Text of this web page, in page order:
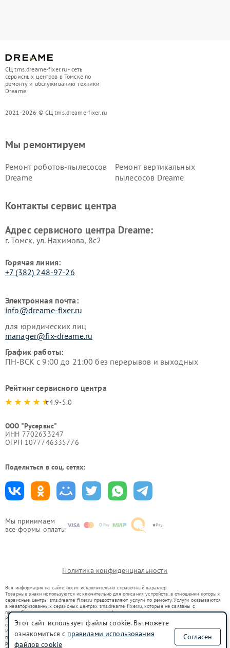
СЦ tms.dreame-fixer.ru - сеть
сервисных центров в Томске по
ремонту и обслуживанию техники
Dreame
2021-2026 © СЦ tms.dreame-fixer.ru
Мы принимаем
все формы оплаты
Мы ремонтируем
Ремонт роботов-пылесосов
Dreame
Ремонт вертикальных
пылесосов Dreame
Контакты сервис центра
Адрес сервисного центра Dreame:
г. Томск, ул. Нахимова, 8с2
Горячая линия:
+7 (382) 248-97-26
Электронная почта:
info@dreame-fixer.ru
для юридических лиц
manager@fix-dreame.ru
График работы:
ПН-ВСК с 9:00 до 21:00 без перерывов и выходных
Рейтинг сервисного центра
4.9-5.0
ООО "Русервис"
ИНН 7702633247
ОГРН 1077746335776
Поделиться в соц. сетях:
Политика конфиденциальности
Вся информация на сайте носит исключительно справочный характер.
Товарные знаки используются исключительно для описания устройств, в отношении которых
сервисные центры tms.dreame-fixer.ru предоставляют услуги по ремонту. Услуги оказываются
в неавторизованных сервисных центрах tms.dreame-fixer.ru, которые не связаны с
правообладателями товарных знаков или их официальными представителями.
Ремонт осуществляется для устройств, уже введенных в гражданский оборот в соответствии
со статьей 1487 ГК РФ.
Использование товарных знаков не преследует цели индивидуализации услуг или введения
потребителей в заблуждение, а служит для информирования о предоставляемых услугах по
ремонту техники указанных брендов.
Этот сайт использует файлы cookie. Вы можете
ознакомиться с правилами использования
файлов cookie
Согласен